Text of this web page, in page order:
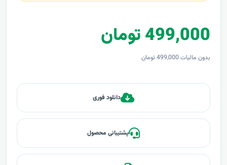
499,000 تومان
بدون مالیات 499,000 تومان
دانلود فوری
پشتیبانی محصول